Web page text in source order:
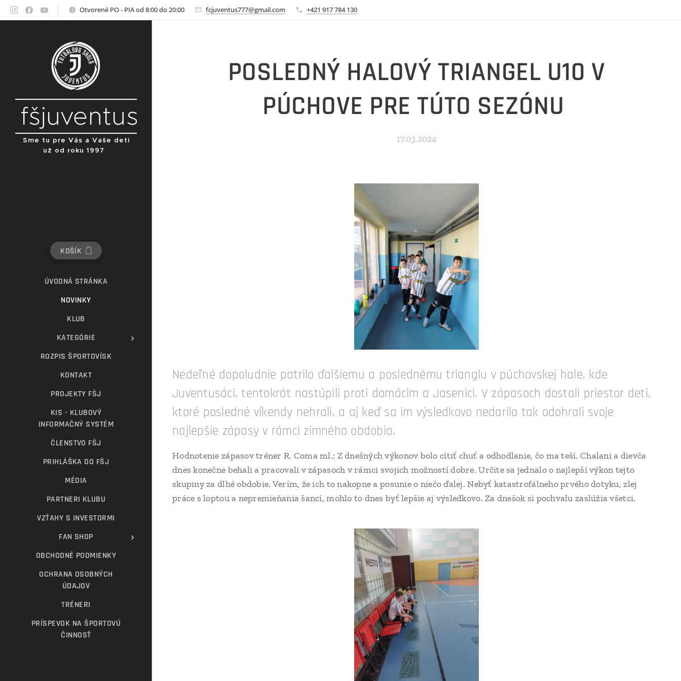
Otvorené PO - PIA od 8:00 do 20:00 fcjuventus777@gmail.com +421 917 784 130
fšjuventus
Sme tu pre Vás a Vaše deti
už od roku 1997
KOŠÍK
ÚVODNÁ STRÁNKA
NOVINKY
KLUB
KATEGÓRIE
ROZPIS ŠPORTOVÍSK
KONTAKT
PROJEKTY FŠJ
KIS - KLUBOVÝ
INFORMAČNÝ SYSTÉM
ČLENSTVO FŠJ
PRIHLÁŠKA DO FŠJ
MÉDIA
PARTNERI KLUBU
VZŤAHY S INVESTORMI
FAN SHOP
OBCHODNÉ PODMIENKY
OCHRANA OSOBNÝCH
ÚDAJOV
TRÉNERI
PRÍSPEVOK NA ŠPORTOVÚ
ČINNOSŤ
POSLEDNÝ HALOVÝ TRIANGEL U10 V
PÚCHOVE PRE TÚTO SEZÓNU
17.03.2024
Nedeľné dopoludnie patrilo ďalšiemu a poslednému trianglu v púchovskej hale, kde
Juventusáci, tentokrát nastúpili proti domácim a Jasenici. V zápasoch dostali priestor deti,
ktoré posledné víkendy nehrali, a aj keď sa im výsledkovo nedarilo tak odohrali svoje
najlepšie zápasy v rámci zimného obdobia.
Hodnotenie zápasov tréner R. Coma ml.: Z dnešných výkonov bolo cítiť chuť a odhodlanie, čo ma teší. Chalani a dievča
dnes konečne behali a pracovali v zápasoch v rámci svojich možností dobre. Určite sa jednalo o najlepší výkon tejto
skupiny za dlhé obdobie. Verím, že ich to nakopne a posunie o niečo ďalej. Nebyť katastrofálneho prvého dotyku, zlej
práce s loptou a nepremieňania šancí, mohlo to dnes byť lepšie aj výsledkovo. Za dnešok si pochvalu zaslúžia všetci.